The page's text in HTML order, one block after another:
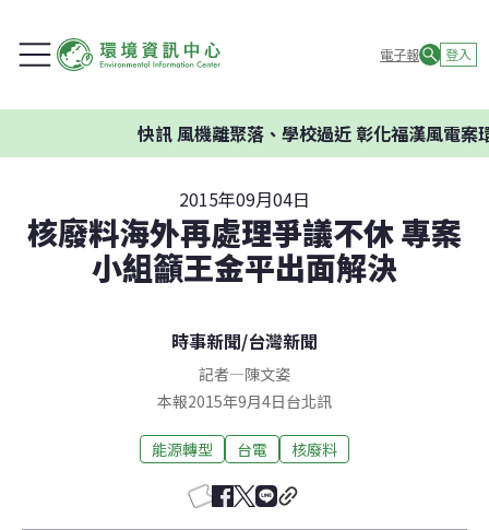
電子報 登入
風機離聚落、學校過近 彰化福漢風電案環委
2015年09月04日
核廢料海外再處理爭議不休 專案
小組籲王金平出面解決
時事新聞/台灣新聞
記者—陳文姿
本報2015年9月4日台北訊
能源轉型 台電 核廢料